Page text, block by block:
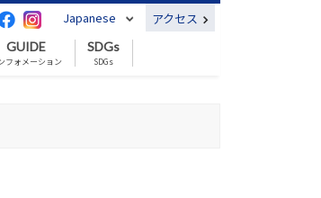
Japanese アクセス
GUIDE
フォメーション
SDGs
SDGs